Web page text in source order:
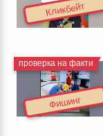
Кликбейт
Фишинг
проверка на факти